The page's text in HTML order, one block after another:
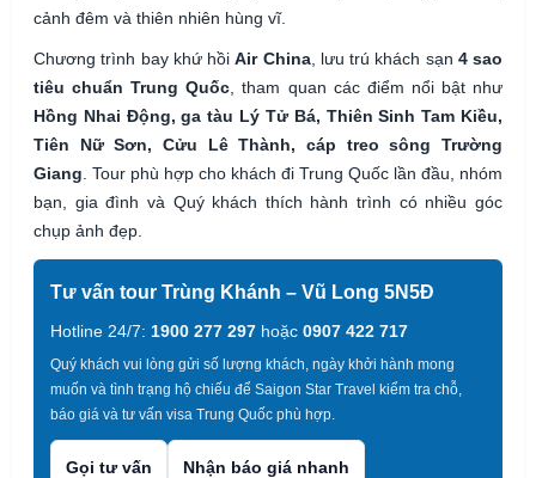
cảnh đêm và thiên nhiên hùng vĩ.
Chương trình bay khứ hồiAir China, lưu trú khách sạn 4 sao
tiêu chuẩn Trung Quốc , tham quan các điểm nổi bật như
Hồng Nhai Động, ga tàu Lý Tử Bá, Thiên Sinh Tam Kiều,
Tiên Nữ Sơn, Cửu Lê Thành, cáp treo sông Trường
Giang . Tour phù hợp cho khách đi Trung Quốc lần đầu, nhóm
bạn, gia đình và Quý khách thích hành trình có nhiều góc
chụp ảnh đẹp.
Tư vấn tour Trùng Khánh – Vũ Long 5N5Đ
Hotline 24/7: 1900 277 297 hoặc 0907 422 717
Quý khách vui lòng gửi số lượng khách, ngày khởi hành mong
muốn và tình trạng hộ chiếu để Saigon Star Travel kiểm tra chỗ,
báo giá và tư vấn visa Trung Quốc phù hợp.
Gọi tư vấn Nhận báo giá nhanh